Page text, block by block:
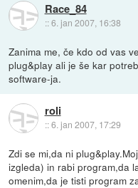
Race_84
::6. jan 2007, 16:38
Zanima me, če kdo od vas
plug&play ali je še kar
software-ja.
roli
::6. jan 2007, 17:29
Zdi se mi,da ni
izgleda) in rabi program,da
omenim,da je tisti program